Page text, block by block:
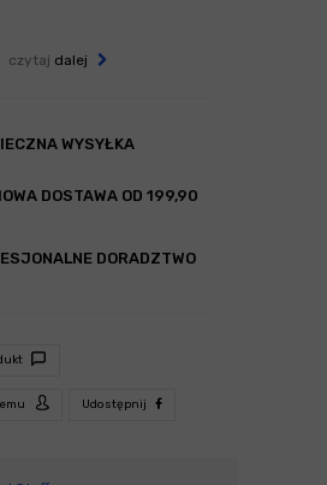
czytaj dalej
WYSYŁKA
DOSTAWA OD 199,90
DORADZTWO
Udostępnij